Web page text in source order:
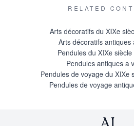
RELATED
Arts décoratifs du XIXe
Arts décoratifs antiques
Pendules du XIXe
Pendules antiques a
Pendules de voyage du XIXe
Pendules de voyage